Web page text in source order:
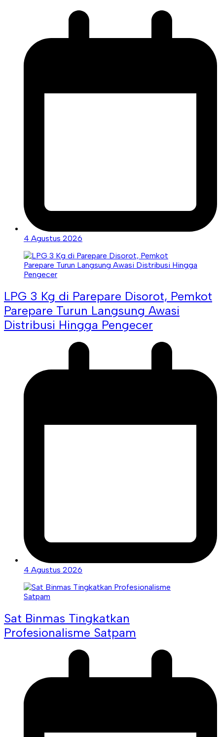
4 Agustus 2026
LPG 3 Kg di Parepare Disorot, Pemkot
Parepare Turun Langsung Awasi
Distribusi Hingga Pengecer
4 Agustus 2026
Sat Binmas Tingkatkan
Profesionalisme Satpam